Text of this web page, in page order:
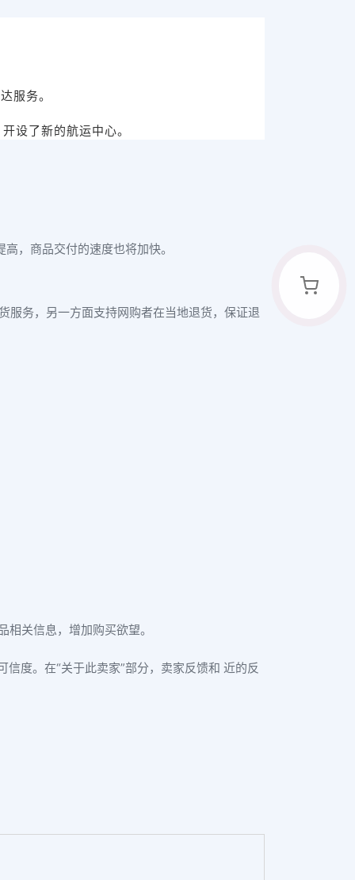
服务。
设了新的航运中心。
，商品交付的速度也将加快。
服务，另一方面支持网购者在当地退货，保证退
关信息，增加购买欲望。
度。在“关于此卖家”部分，卖家反馈和 近的反